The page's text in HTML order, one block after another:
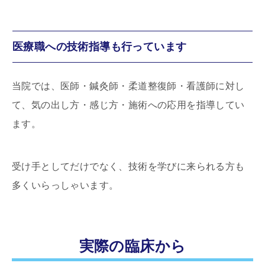
医療職への技術指導も行っています
当院では、医師・鍼灸師・柔道整復師・看護師に対し
て、気の出し方・感じ方・施術への応用を指導してい
ます。
受け手としてだけでなく、技術を学びに来られる方も
多くいらっしゃいます。
実際の臨床から